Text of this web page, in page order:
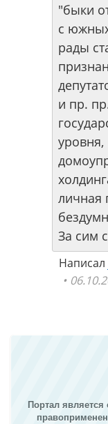
"быки
с
рады
и пр.
личная
За сим
Написал
Портал